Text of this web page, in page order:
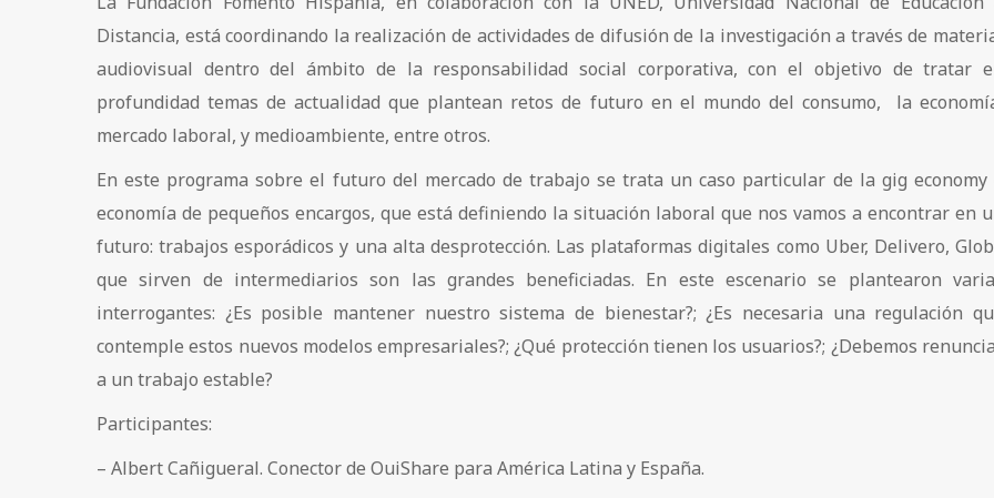
Distancia, está coordinando la realización de actividades de difusión de la investigación a través de
audiovisual dentro del ámbito de la responsabilidad social corporativa, con el objetivo de tratar
profundidad temas de actualidad que plantean retos de futuro en el mundo del consumo, la
mercado laboral, y medioambiente, entre otros.
En este programa sobre el futuro del mercado de trabajo se trata un caso particular de la gig economy
economía de pequeños encargos, que está definiendo la situación laboral que nos vamos a encontrar en
futuro: trabajos esporádicos y una alta desprotección. Las plataformas digitales como Uber, Delivero,
que sirven de intermediarios son las grandes beneficiadas. En este escenario se plantearon
interrogantes: ¿Es posible mantener nuestro sistema de bienestar?; ¿Es necesaria una regulación
contemple estos nuevos modelos empresariales?; ¿Qué protección tienen los usuarios?; ¿Debemos
a un trabajo estable?
Participantes:
– Albert Cañigueral. Conector de OuiShare para América Latina y España.